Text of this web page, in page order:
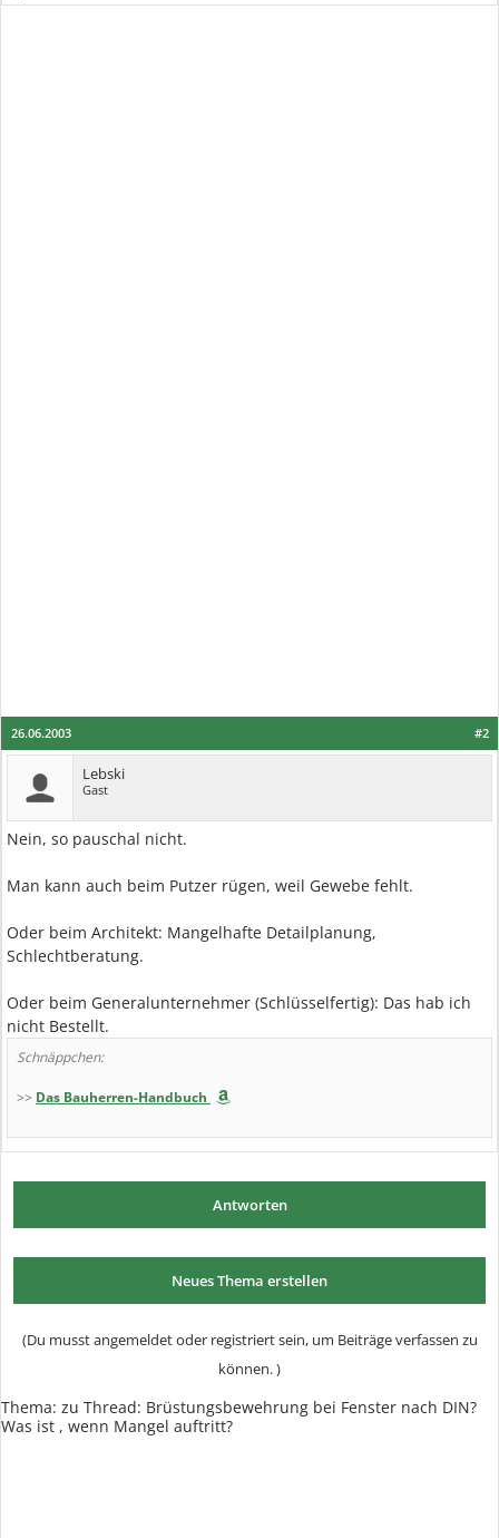
#2
26.06.2003
Lebski
Gast
Nein, so pauschal nicht.
Man kann auch beim Putzer rügen, weil Gewebe fehlt.
Oder beim Architekt: Mangelhafte Detailplanung,
Schlechtberatung.
Oder beim Generalunternehmer (Schlüsselfertig): Das hab ich
nicht Bestellt.
Schnäppchen:
>> Das Bauherren-Handbuch
Antworten
Neues Thema erstellen
(Du musst angemeldet oder registriert sein, um Beiträge verfassen zu
können. )
Thema: zu Thread: Brüstungsbewehrung bei Fenster nach DIN?
Was ist , wenn Mangel auftritt?